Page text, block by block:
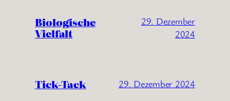
Biologische
Vielfalt
29. Dezember
2024
Tick-Tack 29. Dezember 2024